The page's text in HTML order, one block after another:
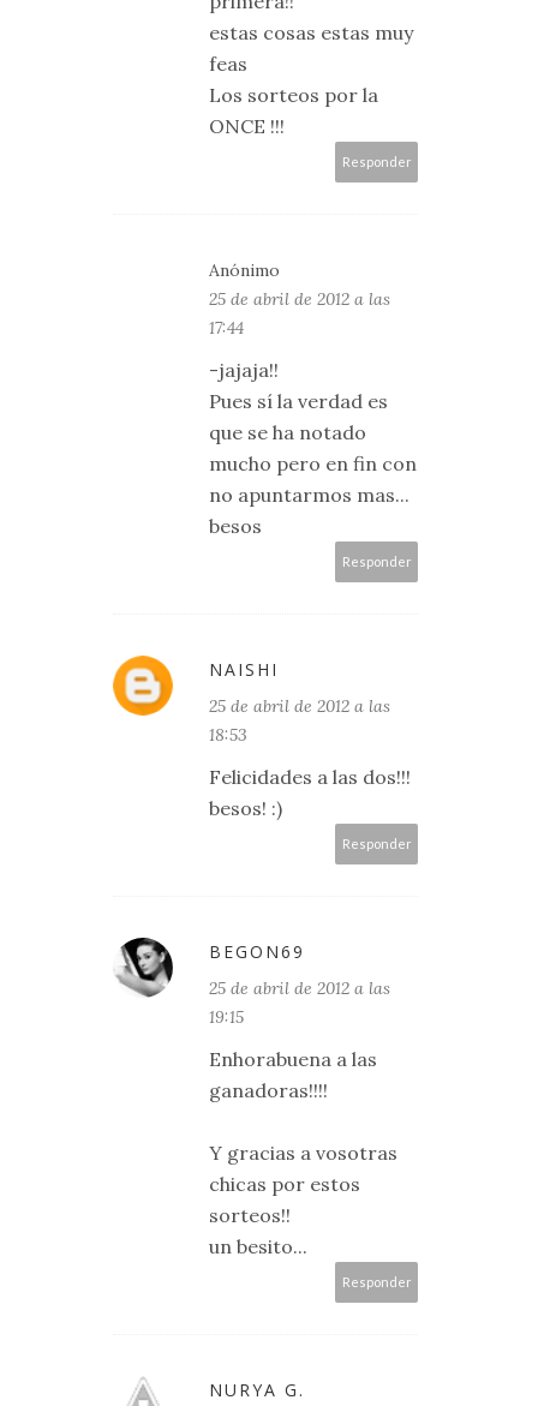
estas cosas estas muy
feas
Los sorteos por la
ONCE !!!
Responder
Anónimo
25 de abril de 2012 a las
17:44
-jajaja!!
Pues sí la verdad es
que se ha notado
mucho pero en fin con
no apuntarmos mas...
besos
Responder
NAISHI
25 de abril de 2012 a las
18:53
Felicidades a las dos!!!
besos! :)
Responder
BEGON69
25 de abril de 2012 a las
19:15
Enhorabuena a las
ganadoras!!!!
Y gracias a vosotras
chicas por estos
sorteos!!
un besito...
Responder
NURYA G.